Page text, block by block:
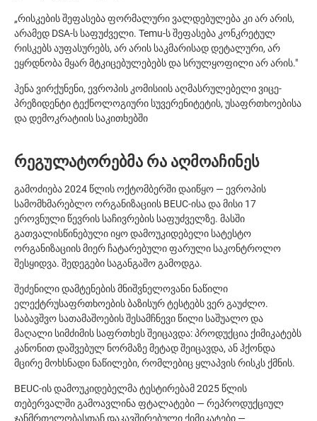
„რისკების შეფასება ფორმალური ვალდებულება კი არ არის,
არამედ DSA-ს საფუძველი. Temu-ს შეფასება კონკრეტულ
რისკებს აუფასურებს, არ არის საკმარისად დეტალური, არ
ეყრდნობა მყარ მტკიცებულებებს და სრულყოფილი არ არის."
ჰენა ვირქუნენი, ევროპის კომისიის აღმასრულებელი ვიცე-
პრეზიდენტი ტექნოლოგიური სუვერენიტეტის, უსაფრთხოებისა
და დემოკრატიის საკითხებში
რეგულატორებმა რა აღმოაჩინეს
გამოძიება 2024 წლის ოქტომბერში დაიწყო — ევროპის
სამომხმარებლო ორგანიზაციის BEUC-ისა და მისი 17
ეროვნული წევრის საჩივრების საფუძველზე. მასში
გათვალისწინებული იყო დამოუკიდებელი სატესტო
ორგანიზაციის მიერ ჩატარებული ფარული საკონტროლო
შესყიდვა. შედეგები საგანგაშო გამოდგა.
შეძენილი დამტენების მნიშვნელოვანი ნაწილი
ელექტრუსაფრთხოების ბაზისურ ტესტებს ვერ გაუძლო.
საბავშვო სათამაშოების შესამჩნევი წილი საშუალო და
მაღალი სიმძიმის საფრთხეს შეიცავდა: პროდუქცია ქიმიკატებს
კანონით დაშვებულ ნორმაზე მეტად შეიცავდა, ან ჰქონდა
მცირე მოხსნადი ნაწილები, რომლებიც ყლაპვის რისკს ქმნის.
BEUC-ის დამოუკიდებელმა ტესტირებამ 2025 წლის
თებერვალში გამოავლინა ფტალატები — რეპროდუქციულ
ჯანმრთელობასთან დაკავშირებული ქიმიკატები —